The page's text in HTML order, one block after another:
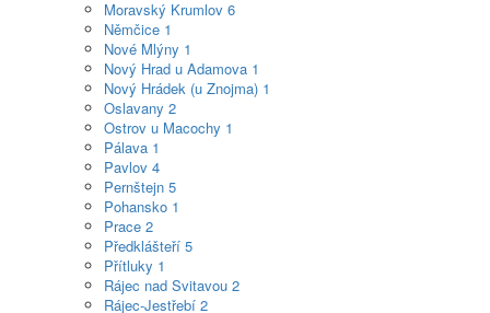
Moravský Krumlov 6
Němčice 1
Nové Mlýny 1
Nový Hrad u Adamova 1
Nový Hrádek (u Znojma) 1
Oslavany 2
Ostrov u Macochy 1
Pálava 1
Pavlov 4
Pernštejn 5
Pohansko 1
Prace 2
Předklášteří 5
Přítluky 1
Rájec nad Svitavou 2
Rájec-Jestřebí 2